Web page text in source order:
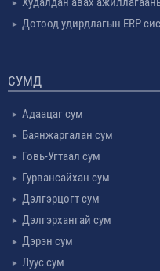
Дотоод удирдлагын ERP
СУМД
Адаацаг сум
Баянжаргалан сум
Говь-Угтаал сум
Гурвансайхан сум
Дэлгэрцогт сум
Дэлгэрхангай сум
Дэрэн сум
Луус сум